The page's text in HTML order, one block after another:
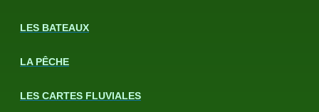
LES BATEAUX
LA PÊCHE
LES CARTES FLUVIALES